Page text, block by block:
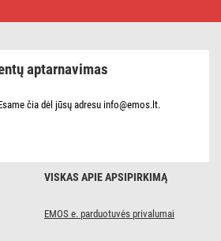
VISKAS APIE APSIPIRKIMĄ
EMOS e. parduotuvės privalumai
aptarnavimas
čia dėl jūsų adresu info@emos.lt.